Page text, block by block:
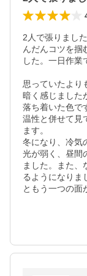
2人で張りまし
んだんコツを掴
した。一日作業
思っていたより
暗く感じました
落ち着いた色で
温性と併せて見
ます。
冬になり、冷気
光が弱く、昼間
ました。また、
るようになりま
ともう一つの面